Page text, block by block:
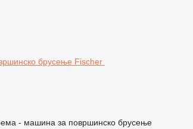
- машина за површинско брусење